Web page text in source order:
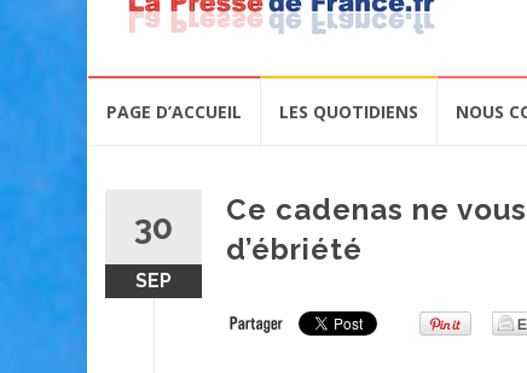
PAGE D’ACCUEIL LES QUOTIDIENS NOUS
30
SEP
Ce cadenas ne
d’ébriété